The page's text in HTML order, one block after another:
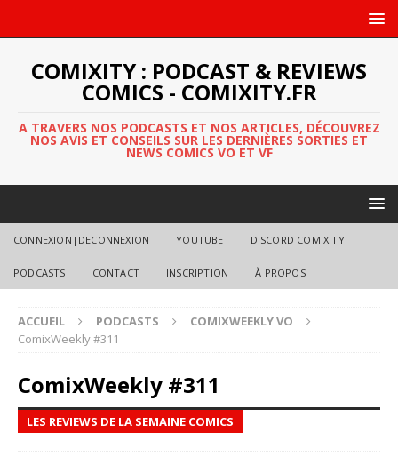
COMIXITY : PODCAST & REVIEWS
COMICS - COMIXITY.FR
A TRAVERS NOS PODCASTS ET NOS ARTICLES, DÉCOUVREZ
NOS AVIS ET CONSEILS SUR LES DERNIÈRES SORTIES ET
NEWS COMICS VO ET VF
CONNEXION|DECONNEXION YOUTUBE DISCORD COMIXITY
PODCASTS CONTACT INSCRIPTION À PROPOS
ACCUEIL PODCASTS
COMIXWEEKLY VO
ComixWeekly #311
ComixWeekly #311
LES REVIEWS DE LA SEMAINE COMICS